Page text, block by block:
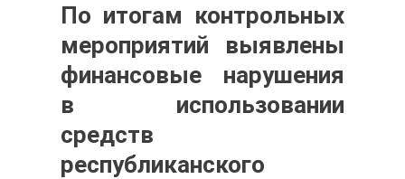
По итогам контрольных
мероприятий выявлены
финансовые нарушения
в использовании
средств
республиканского